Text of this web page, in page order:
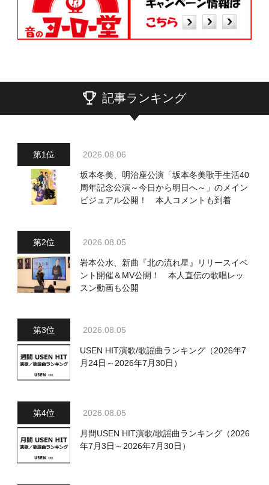
記事ランキング
2026.08.06
坂本冬美、明治座公演「坂本冬美歌手生活40
周年記念公演～今日から明日へ～」のメイン
ビジュアル公開！ 本人コメントも到着
2026.08.05
岩本公水、新曲『北の流れ星』リリースイベ
ント開催＆MV公開！ 本人直伝の歌唱レッ
スン動画も公開
2026.08.05
USEN HIT演歌/歌謡曲ランキング（2026年7
月24日～2026年7月30日）
2026.08.05
月間USEN HIT演歌/歌謡曲ランキング（2026
年7月3日～2026年7月30日）